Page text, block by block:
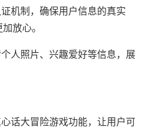
机制，确保用户信息的真实
放心。
人照片、兴趣爱好等信息，展
话大冒险游戏功能，让用户可